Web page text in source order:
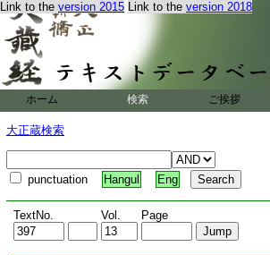
Link to the version 2015 Link to the version 2018
ホーム 検索 ご挨拶
大正蔵検索
punctuation Hangul Eng
TextNo. Vol. Page